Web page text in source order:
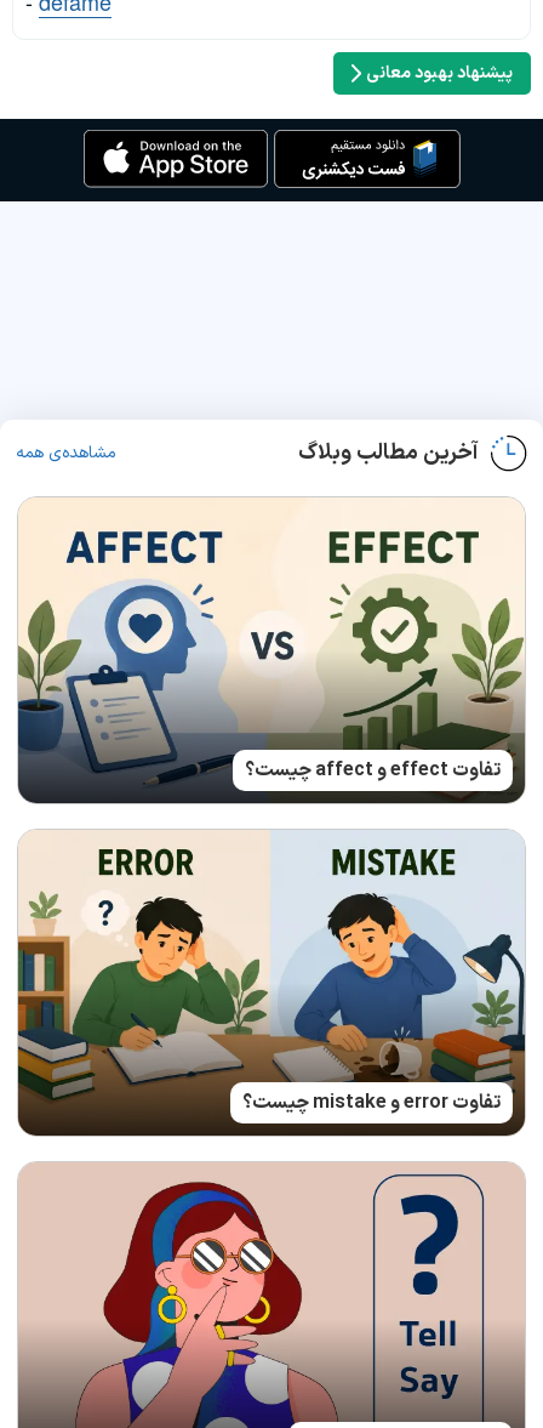
پیشنهاد بهبود معانی
آخرین مطالب وبلاگ مشاهده‌ی همه
تفاوت effect و affect چیست؟
تفاوت error و mistake چیست؟